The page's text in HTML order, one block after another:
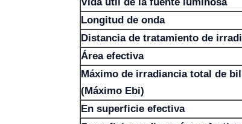
Longitud de onda
Distancia de tratamiento de
Área efectiva
Máximo de irradiancia total de
(Máximo Ebi)
En superficie efectiva